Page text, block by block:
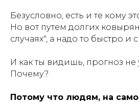
Безусловно, есть и те кому
Но вот путем долгих
случаях", а надо то быстро и
И как ты видишь, прогноз не
Почему?
Потому что людям, на